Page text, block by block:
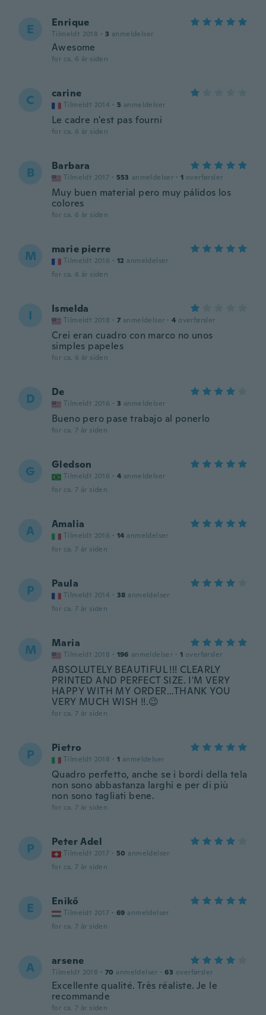
E Enrique
Tilmeldt 2018 · 3 anmeldelser
Awesome
for ca. 6 år siden
C carine
Tilmeldt 2014 · 5 anmeldelser
Le cadre n'est pas fourni
for ca. 6 år siden
B Barbara
Tilmeldt 2017 · 553 anmeldelser · 1 overførsler
Muy buen material pero muy pálidos los
colores
for ca. 6 år siden
M marie pierre
Tilmeldt 2016 · 12 anmeldelser
for ca. 6 år siden
I Ismelda
Tilmeldt 2018 · 7 anmeldelser · 4 overførsler
Crei eran cuadro con marco no unos
simples papeles
for ca. 6 år siden
D De
Tilmeldt 2016 · 3 anmeldelser
Bueno pero pase trabajo al ponerlo
for ca. 7 år siden
G Gledson
Tilmeldt 2016 · 4 anmeldelser
for ca. 7 år siden
A Amalia
Tilmeldt 2016 · 14 anmeldelser
for ca. 7 år siden
P Paula
Tilmeldt 2014 · 38 anmeldelser
for ca. 7 år siden
M Maria
Tilmeldt 2018 · 196 anmeldelser · 1 overførsler
ABSOLUTELY BEAUTIFUL !!! CLEARLY
PRINTED AND PERFECT SIZE. I'M VERY
HAPPY WITH MY ORDER...THANK YOU
VERY MUCH WISH !!.😉
for ca. 7 år siden
P Pietro
Tilmeldt 2018 · 1 anmeldelser
Quadro perfetto, anche se i bordi della tela
non sono abbastanza larghi e per di più
non sono tagliati bene.
for ca. 7 år siden
P Peter Adel
Tilmeldt 2017 · 50 anmeldelser
for ca. 7 år siden
E Enikő
Tilmeldt 2017 · 69 anmeldelser
for ca. 7 år siden
A arsene
Tilmeldt 2018 · 70 anmeldelser · 63 overførsler
Excellente qualité. Très réaliste. Je le
recommande
for ca. 7 år siden